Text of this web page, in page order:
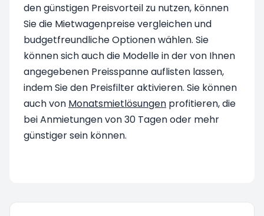
den günstigen Preisvorteil zu nutzen, können
Sie die Mietwagenpreise vergleichen und
budgetfreundliche Optionen wählen. Sie
können sich auch die Modelle in der von Ihnen
angegebenen Preisspanne auflisten lassen,
indem Sie den Preisfilter aktivieren. Sie können
auch von Monatsmietlösungen profitieren, die
bei Anmietungen von 30 Tagen oder mehr
günstiger sein können.